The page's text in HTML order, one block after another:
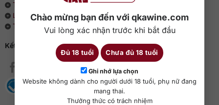
Chào mừng bạn đến với qkawine.com
Vui lòng xác nhận trước khi bắt đầu
Đủ 18 tuổi Chưa đủ 18 tuổi
Ghi nhớ lựa chọn
Website không dành cho người dưới 18 tuổi, phụ nữ đang
mang thai.
Thưởng thức có trách nhiệm
Thông cáo báo chí
Liên hệ với QKAWine
Tin tức và sự kiện
Kết nối với QKAWine